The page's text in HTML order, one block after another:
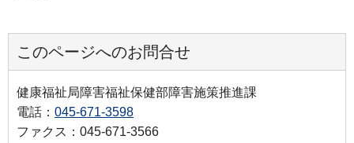
このページへのお問合せ
健康福祉局障害福祉保健部障害施策推進課
電話： 045-671-3598
ファクス：045-671-3566